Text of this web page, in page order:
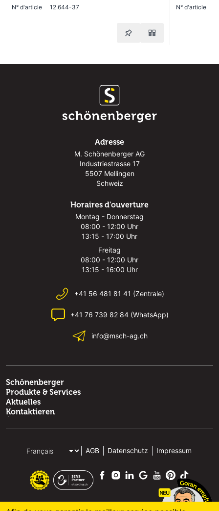
N° d'article 12.644-37 N° d'article
Adresse
M. Schönenberger AG
Industriestrasse 17
5507 Mellingen
Schweiz
Horaires d'ouverture
Montag - Donnerstag
08:00 - 12:00 Uhr
13:15 - 17:00 Uhr
Freitag
08:00 - 12:00 Uhr
13:15 - 16:00 Uhr
+41 56 481 81 41 (Zentrale)
+41 76 739 82 84 (WhatsApp)
info@msch-ag.ch
Schönenberger
Produkte & Services
Aktuelles
Kontaktieren
AGB Datenschutz Impressum